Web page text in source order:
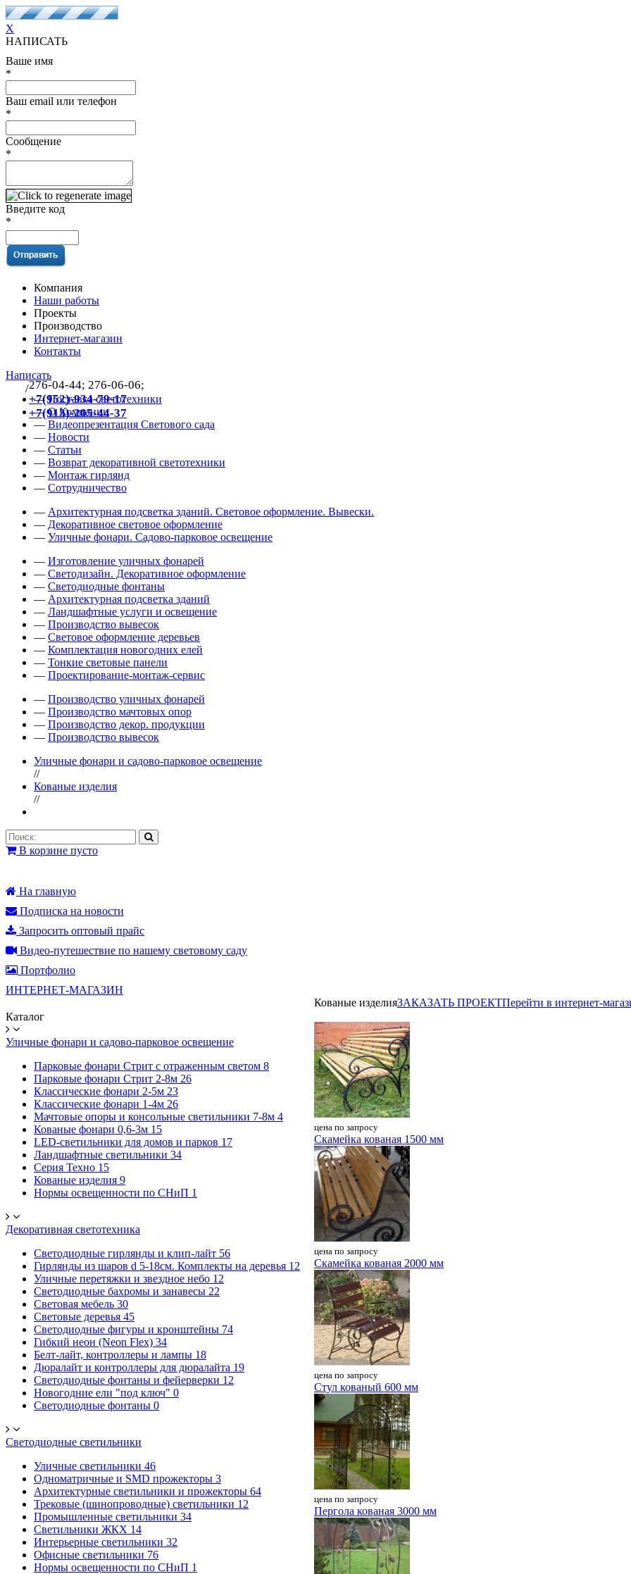
X
НАПИСАТЬ
Ваше имя
*
Ваш email или телефон
*
Сообщение
*
Введите код
*
Компания
Наши работы
Проекты
Производство
Интернет-магазин
Контакты
Написать
/276-04-44; 276-06-06;
+7(952)-934-79-17
+7(913)-205-44-37
—Поставка светотехники
—О Компании
— Видеопрезентация Светового сада
— Новости
— Статьи
— Возврат декоративной светотехники
— Монтаж гирлянд
— Сотрудничество
— Архитектурная подсветка зданий. Световое оформление. Вывески.
— Декоративное световое оформление
— Уличные фонари. Садово-парковое освещение
— Изготовление уличных фонарей
— Светодизайн. Декоративное оформление
— Светодиодные фонтаны
— Архитектурная подсветка зданий
— Ландшафтные услуги и освещение
— Производство вывесок
— Световое оформление деревьев
— Комплектация новогодних елей
— Тонкие световые панели
— Проектирование-монтаж-сервис
— Производство уличных фонарей
— Производство мачтовых опор
— Производство декор. продукции
— Производство вывесок
Уличные фонари и садово-парковое освещение
//
Кованые изделия
//
В корзине пусто
На главную
Подписка на новости
Запросить оптовый прайс
Видео-путешествие по нашему световому саду
Портфолио
ИНТЕРНЕТ-МАГАЗИН
Каталог
Уличные фонари и садово-парковое освещение
Парковые фонари Стрит с отраженным светом 8
Парковые фонари Стрит 2-8м 26
Классические фонари 2-5м 23
Классические фонари 1-4м 26
Мачтовые опоры и консольные светильники 7-8м 4
Кованые фонари 0,6-3м 15
LED-светильники для домов и парков 17
Ландшафтные светильники 34
Серия Техно 15
Кованые изделия 9
Нормы освещенности по СНиП 1
Декоративная светотехника
Светодиодные гирлянды и клип-лайт 56
Гирлянды из шаров d 5-18cм. Комплекты на деревья 12
Уличные перетяжки и звездное небо 12
Светодиодные бахромы и занавесы 22
Световая мебель 30
Световые деревья 45
Светодиодные фигуры и кронштейны 74
Гибкий неон (Neon Flex) 34
Белт-лайт, контроллеры и лампы 18
Дюралайт и контроллеры для дюралайта 19
Светодиодные фонтаны и фейерверки 12
Новогодние ели "под ключ" 0
Светодиодные фонтаны 0
Светодиодные светильники
Уличные светильники 46
Одноматричные и SMD прожекторы 3
Архитектурные светильники и прожекторы 64
Трековые (шинопроводные) светильники 12
Промышленные светильники 34
Светильники ЖКХ 14
Интерьерные светильники 32
Офисные светильники 76
Нормы освещенности по СНиП 1
Кованые изделияЗАКАЗАТЬ ПРОЕКТПерейти в интернет-
цена по запросу
Скамейка кованая 1500 мм
цена по запросу
Скамейка кованая 2000 мм
цена по запросу
Стул кованый 600 мм
цена по запросу
Пергола кованая 3000 мм